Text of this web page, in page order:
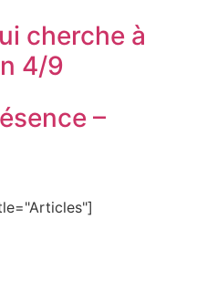
cherche à
4/9
–